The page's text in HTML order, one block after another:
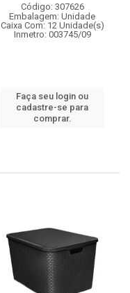
Código: 307626
Embalagem: Unidade
Caixa Com: 12 Unidade(s)
Inmetro: 003745/09
Faça seu login ou
cadastre-se para
comprar.